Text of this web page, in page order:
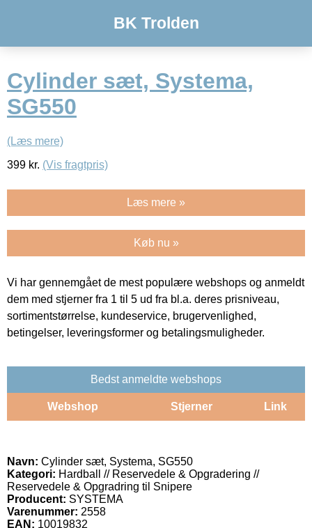
BK Trolden
Cylinder sæt, Systema,
SG550
(Læs mere)
399 kr. (Vis fragtpris)
Læs mere »
Køb nu »
Vi har gennemgået de mest populære webshops og anmeldt
dem med stjerner fra 1 til 5 ud fra bl.a. deres prisniveau,
sortimentstørrelse, kundeservice, brugervenlighed,
betingelser, leveringsformer og betalingsmuligheder.
Bedst anmeldte webshops
Webshop Stjerner Link
Navn: Cylinder sæt, Systema, SG550
Kategori: Hardball // Reservedele & Opgradering //
Reservedele & Opgradring til Snipere
Producent: SYSTEMA
Varenummer: 2558
EAN: 10019832